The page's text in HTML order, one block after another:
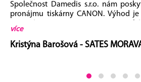
Společnost Damedis s.r.o. nám
pronájmu tiskárny CANON. Výhod
nemusíme starat o stav toneru v
na servis tiskárny, vše můžeme
rozhraní. Jsme s touto společností
děkujeme za tyto služby.
více
Kristýna Barošová - SATES